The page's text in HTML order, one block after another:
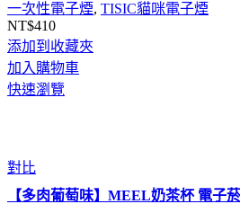
一次性電子煙, TISIC貓咪電子煙
NT$410
添加到收藏夾
加入購物車
快速瀏覽
對比
【多肉葡萄味】MEEL奶茶杯 電子